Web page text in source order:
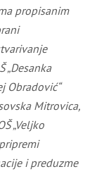
propisanim
„Desanka
Obradović“
Mitrovica,
„Veljko
pripremi
i preduzme